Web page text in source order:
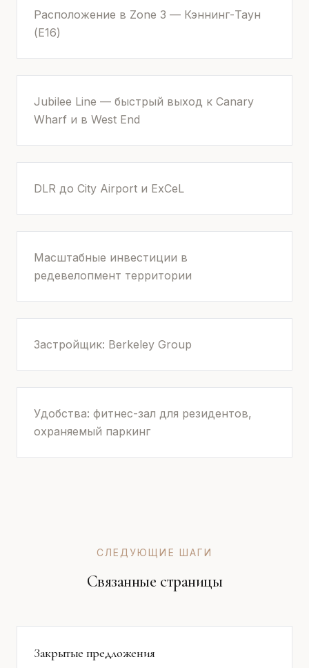
Расположение в Zone 3 — Кэннинг-Таун
(E16)
Jubilee Line — быстрый выход к Canary
Wharf и в West End
DLR до City Airport и ExCeL
Масштабные инвестиции в
редевелопмент территории
Застройщик: Berkeley Group
Удобства: фитнес-зал для резидентов,
охраняемый паркинг
СЛЕДУЮЩИЕ ШАГИ
Связанные страницы
Закрытые предложения